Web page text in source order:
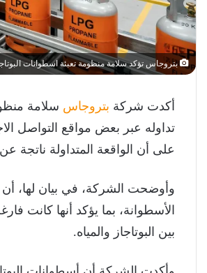
بتروجاس تؤكد سلامة منظومة تعبئة اسطوانات
أكدت شركة بتروجاس سلامة
تداوله عبر بعض مواقع التواصل
على أن الواقعة المتداولة
وأوضحت الشركة، في بيان لها، أن
الأسطوانة، بما يؤكد أنها كانت
بين البوتاجاز والمياه.